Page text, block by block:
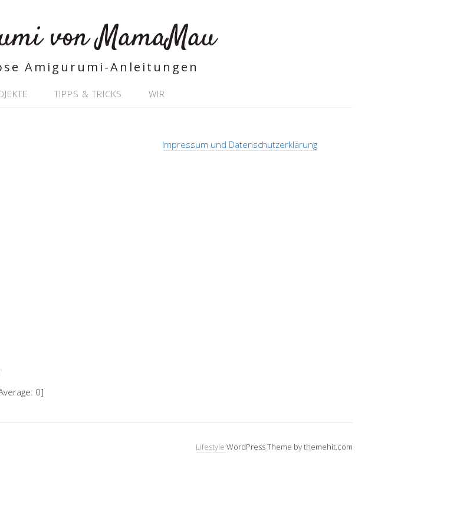
von MamaMau
Amigurumi-Anleitungen
TIPPS & TRICKS WIR
0]
Impressum und Datenschutzerklärung
Lifestyle WordPress Theme by themehit.com